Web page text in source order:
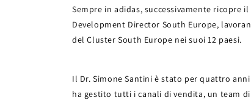
Sempre in adidas, successivamente ricopre
Development Director South Europe,
del Cluster South Europe nei suoi 12 paesi.
Il Dr. Simone Santini è stato per quattro
ha gestito tutti i canali di vendita, un team